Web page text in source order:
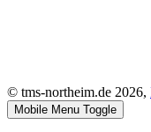
© tms-northeim.de 2026,
Mobile Menu Toggle